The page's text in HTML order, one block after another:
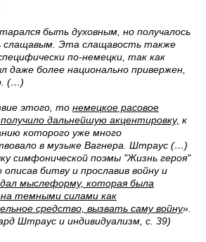
быть духовным, но получалось
Эта слащавость также
по-немецки, так как
даже более национально привержен,
(…)
этого, то немецкое расовое
дальнейшую акцентировку, к
которого уже много
в музыке Вагнера. Штраус (…)
симфонической поэмы "Жизнь героя"
описав битву и прославив войну и
мыслеформу, которая была
темными силами как
средство, вызвать саму войну».
Штраус и индивидуализм, с. 39)